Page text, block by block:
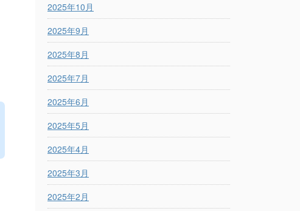
2025年10月
2025年9月
2025年8月
2025年7月
2025年6月
2025年5月
2025年4月
2025年3月
2025年2月